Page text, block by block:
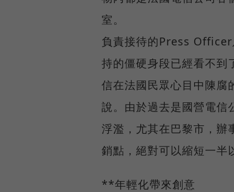
室。
負責接待的Press
持的僵硬身段已經看不到
信在法國民眾心目中陳
說。由於過去是國營電信
浮濫，尤其在巴黎市，辦
銷點，絕對可以縮短一半
**年輕化帶來創意